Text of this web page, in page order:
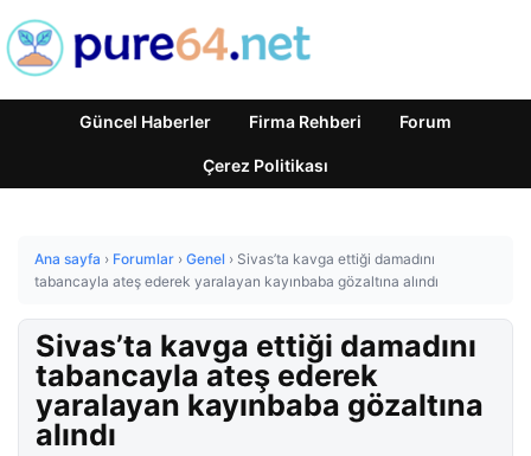
Güncel Haberler Firma Rehberi Forum
Çerez Politikası
Ana sayfa › Forumlar › Genel › Sivas’ta kavga ettiği damadını
tabancayla ateş ederek yaralayan kayınbaba gözaltına alındı
Sivas’ta kavga ettiği damadını
tabancayla ateş ederek
yaralayan kayınbaba gözaltına
alındı